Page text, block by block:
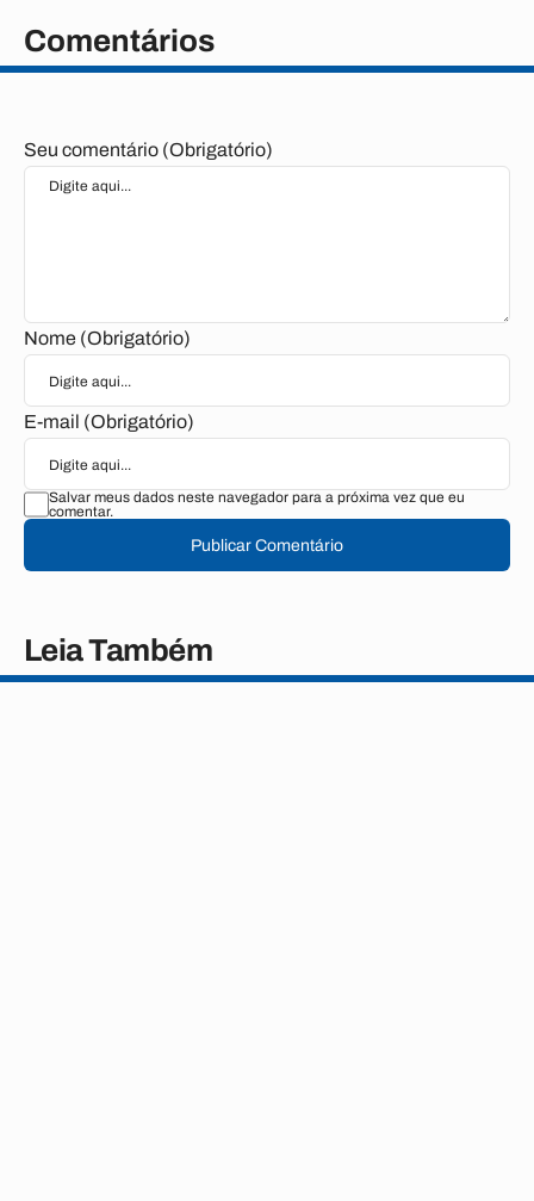
Comentários
Seu comentário (Obrigatório)
Nome (Obrigatório)
E-mail (Obrigatório)
Salvar meus dados neste navegador para a próxima vez que eu
comentar.
Publicar Comentário
Leia Também